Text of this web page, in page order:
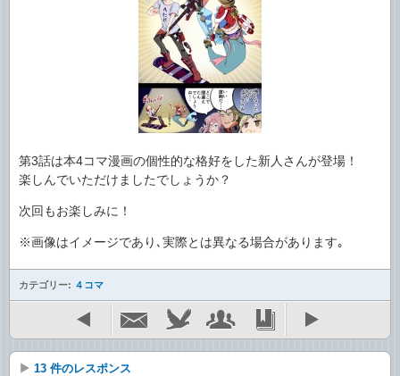
第3話は本4コマ漫画の個性的な格好をした新人さんが登場！
楽しんでいただけましたでしょうか？
次回もお楽しみに！
※画像はイメージであり､実際とは異なる場合があります｡
カテゴリー: ４コマ
13 件のレスポンス